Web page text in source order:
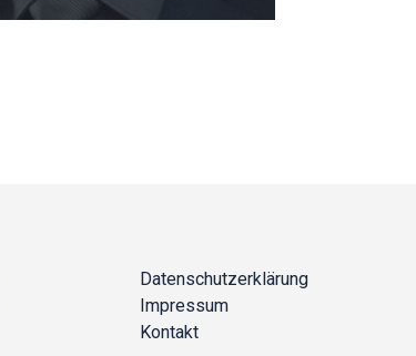
Datenschutzerklärung
Impressum
Kontakt